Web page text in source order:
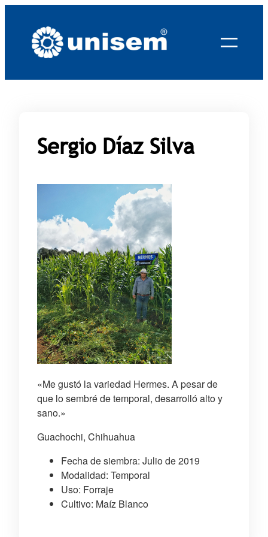
contenido
Sergio Díaz Silva
«Me gustó la variedad Hermes. A pesar de
que lo sembré de temporal, desarrolló alto y
sano.»
Guachochi, Chihuahua
Fecha de siembra: Julio de 2019
Modalidad: Temporal
Uso: Forraje
Cultivo: Maíz Blanco